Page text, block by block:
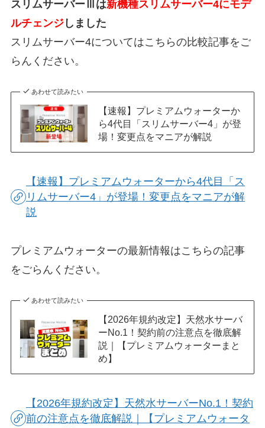
スリムサーバーⅢは新機種スリムサーバー4にモデ
ルチェンジしました
スリムサーバー4についてはこちらの比較記事をご
らんください。
あわせて読みたい
【速報】プレミアムウォーターか
ら4代目「スリムサーバー4」が登
場！変更点をマニアが解説
【速報】プレミアムウォーターから4代目「ス
リムサーバー4」が登場！変更点をマニアが解
説
プレミアムウォーターの最新情報はこちらの記事
をごらんください。
あわせて読みたい
【2026年規約改定】天然水サーバ
ーNo.1！契約前の注意点を徹底解
説｜【プレミアムウォーターまと
め】
【2026年規約改定】天然水サーバーNo.1！契約
前の注意点を徹底解説｜【プレミアムウォータ